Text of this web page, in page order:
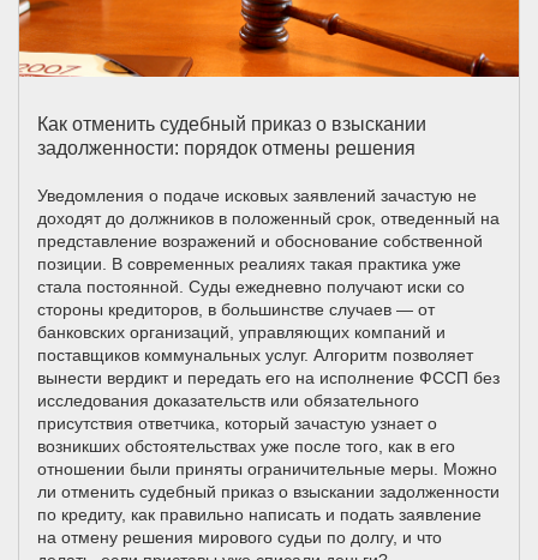
Как отменить судебный приказ о взыскании
задолженности: порядок отмены решения
Уведомления о подаче исковых заявлений зачастую не
доходят до должников в положенный срок, отведенный на
представление возражений и обоснование собственной
позиции. В современных реалиях такая практика уже
стала постоянной. Суды ежедневно получают иски со
стороны кредиторов, в большинстве случаев — от
банковских организаций, управляющих компаний и
поставщиков коммунальных услуг. Алгоритм позволяет
вынести вердикт и передать его на исполнение ФССП без
исследования доказательств или обязательного
присутствия ответчика, который зачастую узнает о
возникших обстоятельствах уже после того, как в его
отношении были приняты ограничительные меры. Можно
ли отменить судебный приказ о взыскании задолженности
по кредиту, как правильно написать и подать заявление
на отмену решения мирового судьи по долгу, и что